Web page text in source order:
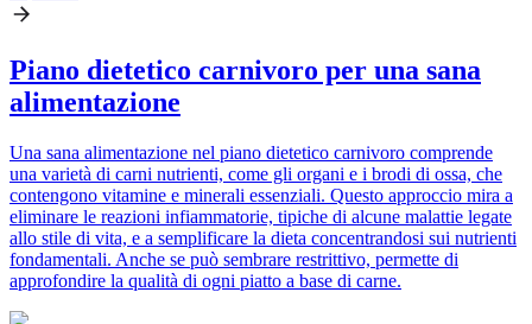
Piano dietetico carnivoro per una sana
alimentazione
Una sana alimentazione nel piano dietetico carnivoro comprende
una varietà di carni nutrienti, come gli organi e i brodi di ossa, che
contengono vitamine e minerali essenziali. Questo approccio mira a
eliminare le reazioni infiammatorie, tipiche di alcune malattie legate
allo stile di vita, e a semplificare la dieta concentrandosi sui nutrienti
fondamentali. Anche se può sembrare restrittivo, permette di
approfondire la qualità di ogni piatto a base di carne.